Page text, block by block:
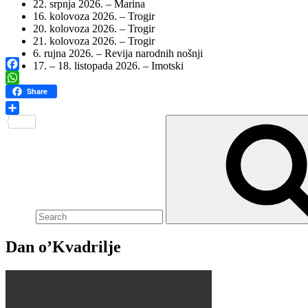
22. srpnja 2026. – Marina
16. kolovoza 2026. – Trogir
20. kolovoza 2026. – Trogir
21. kolovoza 2026. – Trogir
6. rujna 2026. – Revija narodnih nošnji
17. – 18. listopada 2026. – Imotski
Facebook
WhatsApp
Share
Search
Dan o’Kvadrilje